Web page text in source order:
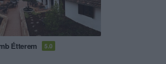
Étterem 5.0